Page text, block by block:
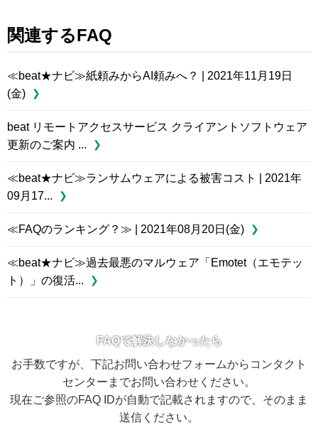
関連するFAQ
≪beat★ナビ≫紙頼みからAI頼みへ？ | 2021年11月19日
(金)
beat リモートアクセスサービス クライアントソフトウェア
更新のご案内 ...
≪beat★ナビ≫ランサムウェアによる被害コスト | 2021年
09月17...
≪FAQのランキング？≫ | 2021年08月20日(金)
≪beat★ナビ≫過去最悪のマルウェア「Emotet（エモテッ
ト）」の復活...
FAQで解決しなかったら
お手数ですが、下記お問い合わせフォームからコンタクト
センターまでお問い合わせください。
現在ご参照のFAQ IDが自動で記載されますので、そのまま
送信ください。